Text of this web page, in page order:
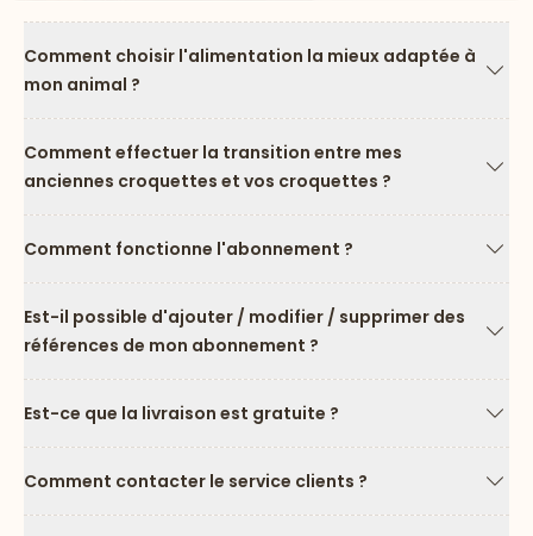
Comment choisir l'alimentation la mieux adaptée à
mon animal ?
Comment effectuer la transition entre mes
anciennes croquettes et vos croquettes ?
Comment fonctionne l'abonnement ?
Est-il possible d'ajouter / modifier / supprimer des
références de mon abonnement ?
Est-ce que la livraison est gratuite ?
Comment contacter le service clients ?